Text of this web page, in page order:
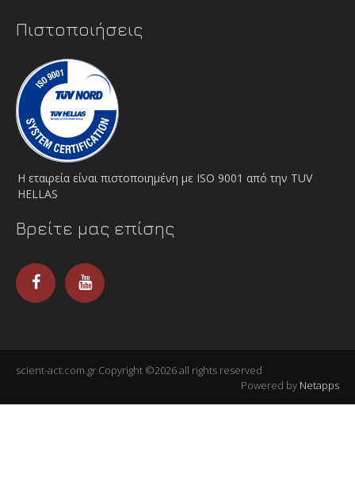
Πιστοποιήσεις
Η εταιρεία είναι πιστοποιημένη με ISO 9001 από την TUV
HELLAS
Βρείτε μας επίσης
scient-act.com.gr Copyright ©2026 all rights reserved
Powered by Netapps